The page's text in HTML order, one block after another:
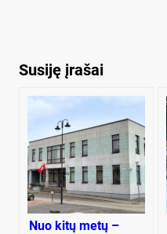
Susiję įrašai
Nuo kitų metų –